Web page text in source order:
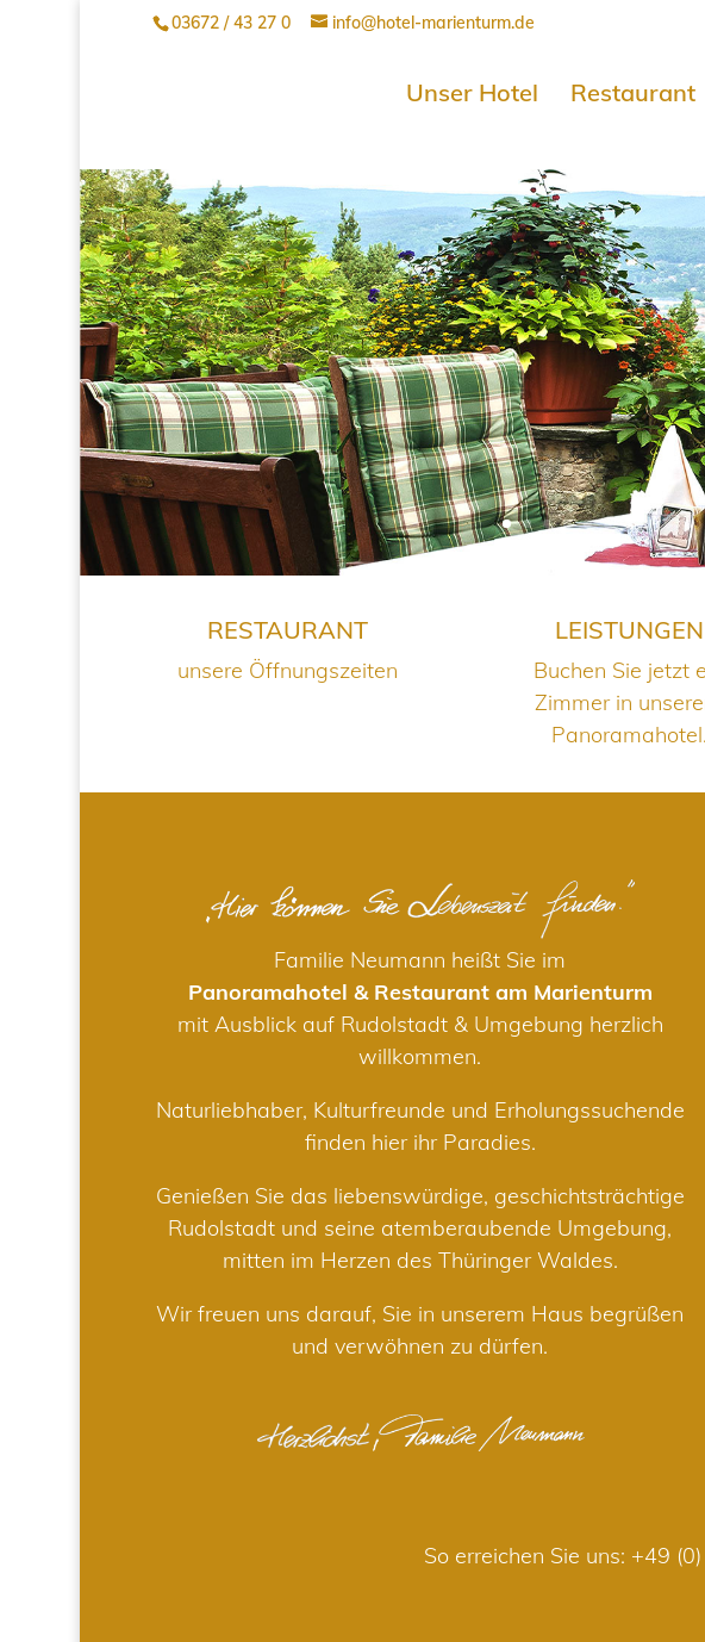
03672 / 43 27 0 info@hotel-marienturm.de
Unser Hotel Restaurant
RESTAURANT
unsere Öffnungszeiten
LEISTUNGEN
Buchen Sie jetzt
Zimmer in
Panoramahotel.
Familie Neumann heißt Sie im
Panoramahotel & Restaurant am Marienturm
mit Ausblick auf Rudolstadt & Umgebung herzlich
willkommen.
Naturliebhaber, Kulturfreunde und Erholungssuchende
finden hier ihr Paradies.
Genießen Sie das liebenswürdige, geschichtsträchtige
Rudolstadt und seine atemberaubende Umgebung,
mitten im Herzen des Thüringer Waldes.
Wir freuen uns darauf, Sie in unserem Haus begrüßen
und verwöhnen zu dürfen.
So erreichen Sie uns: +49